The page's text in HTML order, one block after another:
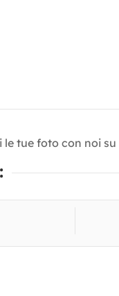
le tue foto con noi su